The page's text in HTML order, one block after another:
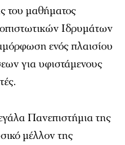
του μαθήματος
Ιδρυμάτων
ενός πλαισίου
για υφιστάμενους
Πανεπιστήμια της
μέλλον της